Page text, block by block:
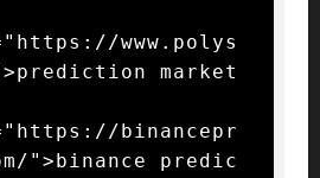
www.polys
market
binancepr
">binance predic